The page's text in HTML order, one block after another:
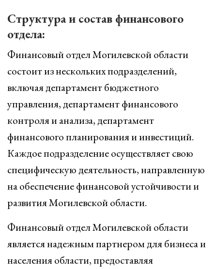
Структура и состав финансового
отдела:
Финансовый отдел Могилевской области
состоит из нескольких подразделений,
включая департамент бюджетного
управления, департамент финансового
контроля и анализа, департамент
финансового планирования и инвестиций.
Каждое подразделение осуществляет свою
специфическую деятельность, направленную
на обеспечение финансовой устойчивости и
развития Могилевской области.
Финансовый отдел Могилевской области
является надежным партнером для бизнеса и
населения области, предоставляя